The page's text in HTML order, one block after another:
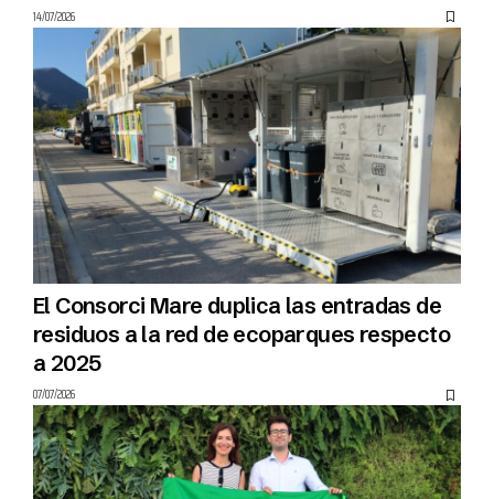
14/07/2026
El Consorci Mare duplica las entradas de
residuos a la red de ecoparques respecto
a 2025
07/07/2026